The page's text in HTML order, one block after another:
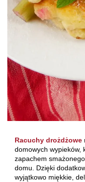
Racuchy drożdżowe
domowych wypieków,
zapachem
domu. Dzięki
wyjątkowo miękkie,